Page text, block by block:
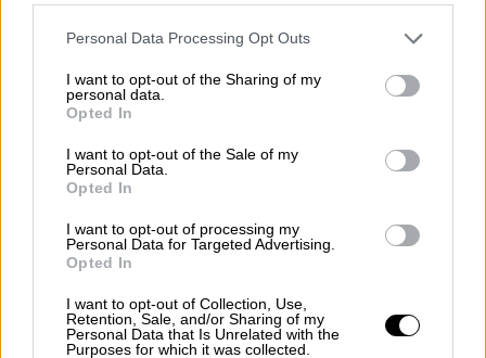
Please note that this website/app uses one or more Google
not limited to your visit or usage behaviour. You may click to
grant or deny consent to Google and its third-party tags to
use your data for below specified purposes in below Google
consent section.
Personal Data Processing Opt Outs
I want to opt-out of the Sharing of my
personal data.
Opted In
I want to opt-out of the Sale of my
Personal Data.
Opted In
I want to opt-out of processing my
Personal Data for Targeted Advertising.
Opted In
I want to opt-out of Collection, Use,
Retention, Sale, and/or Sharing of my
Personal Data that Is Unrelated with the
Purposes for which it was collected.